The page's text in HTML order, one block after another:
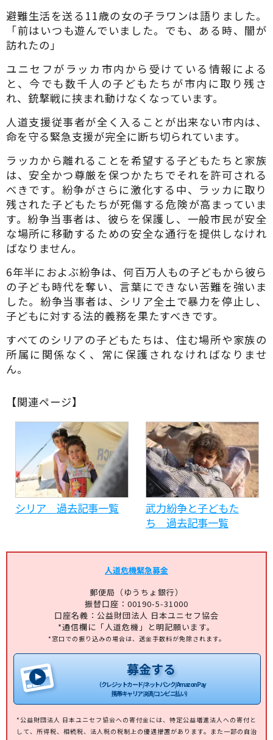
避難生活を送る11歳の女の子ラワンは語りました。
「前はいつも遊んでいました。でも、ある時、闇が
訪れたの」
ユニセフがラッカ市内から受けている情報による
と、今でも数千人の子どもたちが市内に取り残さ
れ、銃撃戦に挟まれ動けなくなっています。
人道支援従事者が全く入ることが出来ない市内は、
命を守る緊急支援が完全に断ち切られています。
ラッカから離れることを希望する子どもたちと家族
は、安全かつ尊厳を保つかたちでそれを許可される
べきです。紛争がさらに激化する中、ラッカに取り
残された子どもたちが死傷する危険が高まっていま
す。紛争当事者は、彼らを保護し、一般市民が安全
な場所に移動するための安全な通行を提供しなけれ
ばなりません。
6年半におよぶ紛争は、何百万人もの子どもから彼ら
の子ども時代を奪い、言葉にできない苦難を強いま
した。紛争当事者は、シリア全土で暴力を停止し、
子どもに対する法的義務を果たすべきです。
すべてのシリアの子どもたちは、住む場所や家族の
所属に関係なく、常に保護されなければなりませ
ん。
【関連ページ】
シリア 過去記事一覧
武力紛争と子どもた
ち 過去記事一覧
人道危機緊急募金
郵便局（ゆうちょ銀行）
振替口座：00190-5-31000
口座名義：公益財団法人 日本ユニセフ協会
*通信欄に「人道危機」と明記願います。
*窓口での振り込みの場合は、送金手数料が免除されます。
募金する
（クレジットカード/ネットバンク/Amazon Pay
携帯キャリア決済/コンビニ払い）
*公益財団法人 日本ユニセフ協会への寄付金には、特定公益増進法人への寄付と
して、所得税、相続税、法人税の税制上の優遇措置があります。また一部の自治